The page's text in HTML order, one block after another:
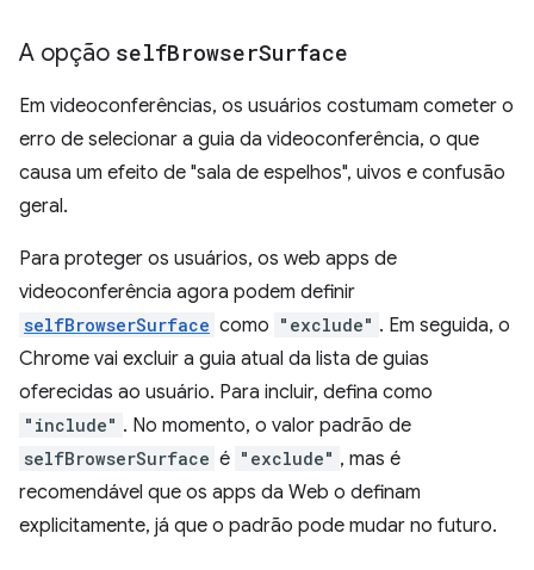
A opção selfBrowserSurface
Em videoconferências, os usuários costumam cometer o
erro de selecionar a guia da videoconferência, o que
causa um efeito de "sala de espelhos", uivos e confusão
geral.
Para proteger os usuários, os web apps de
videoconferência agora podem definir
selfBrowserSurface como "exclude" . Em seguida, o
Chrome vai excluir a guia atual da lista de guias
oferecidas ao usuário. Para incluir, defina como
"include" . No momento, o valor padrão de
selfBrowserSurface é "exclude" , mas é
recomendável que os apps da Web o definam
explicitamente, já que o padrão pode mudar no futuro.